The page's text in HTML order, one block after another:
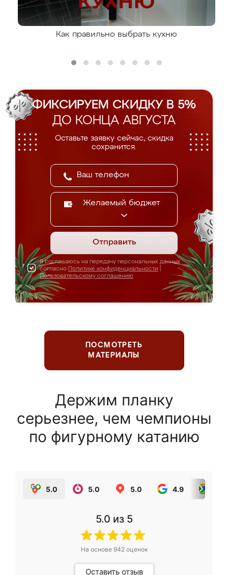
Как правильно выбрать кухню
ФИКСИРУЕМ СКИДКУ В 5%
ДО КОНЦА АВГУСТА
Оставьте заявку сейчас, скидка
сохранится.
Желаемый бюджет
Отправить
Я соглашаюсь на передачу персональных данных
согласно Политике конфиденциальности
Пользовательскому соглашению
ПОСМОТРЕТЬ
МАТЕРИАЛЫ
Держим планку
серьезнее, чем чемпионы
по фигурному катанию
5.0 5.0 5.0 4.9
5.0 из 5
На основе 942оценок
Оставить отзыв